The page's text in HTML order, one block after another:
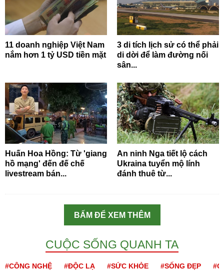
11 doanh nghiệp Việt Nam
nắm hơn 1 tỷ USD tiền mặt
3 di tích lịch sử có thể phải
di dời để làm đường nối
sân...
Huấn Hoa Hồng: Từ 'giang
hồ mạng' đến đế chế
livestream bán...
An ninh Nga tiết lộ cách
Ukraina tuyển mộ lính
đánh thuê từ...
BẤM ĐỂ XEM THÊM
CUỘC SỐNG QUANH TA
#CÔNG NGHỆ #ĐỘC LẠ #SỨC KHỎE #SỐNG ĐẸP